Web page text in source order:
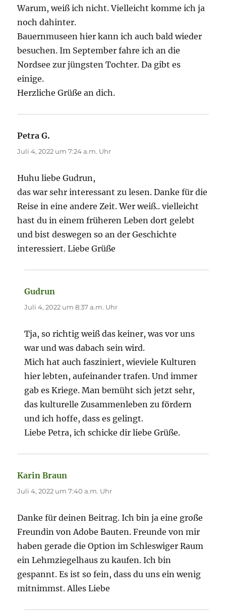
Warum, weiß ich nicht. Vielleicht komme ich ja
noch dahinter.
Bauernmuseen hier kann ich auch bald wieder
besuchen. Im September fahre ich an die
Nordsee zur jüngsten Tochter. Da gibt es
einige.
Herzliche Grüße an dich.
Petra G.
Juli 4, 2022 um 7:24 a.m. Uhr
Huhu liebe Gudrun,
das war sehr interessant zu lesen. Danke für die
Reise in eine andere Zeit. Wer weiß.. vielleicht
hast du in einem früheren Leben dort gelebt
und bist deswegen so an der Geschichte
interessiert. Liebe Grüße
Gudrun
Juli 4, 2022 um 8:37 a.m. Uhr
Tja, so richtig weiß das keiner, was vor uns
war und was dabach sein wird.
Mich hat auch fasziniert, wieviele Kulturen
hier lebten, aufeinander trafen. Und immer
gab es Kriege. Man bemüht sich jetzt sehr,
das kulturelle Zusammenleben zu fördern
und ich hoffe, dass es gelingt.
Liebe Petra, ich schicke dir liebe Grüße.
Karin Braun
Juli 4, 2022 um 7:40 a.m. Uhr
Danke für deinen Beitrag. Ich bin ja eine große
Freundin von Adobe Bauten. Freunde von mir
haben gerade die Option im Schleswiger Raum
ein Lehmziegelhaus zu kaufen. Ich bin
gespannt. Es ist so fein, dass du uns ein wenig
mitnimmst. Alles Liebe